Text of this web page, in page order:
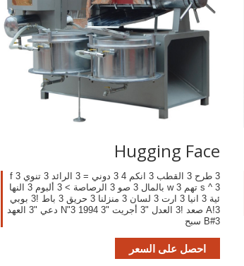
Hugging Face
3 طرح 3 القطب 3 انكم 4 3 دوني = 3 الرائد 3 تنوي 3 f
s ^ 3 تهم w 3 بالمال 3 صو 3 الرصاصة > 3 ألبوم 3 النها
ئية 3 انيا 3 ارت 3 لسان 3 منزلنا 3 حريق 3 باط !3 بوبي
A!3 صعد !3 العدل "3 أجريت "3 1994 N"3 دعي "3 العهد
B#3 سبح
احصل على السعر